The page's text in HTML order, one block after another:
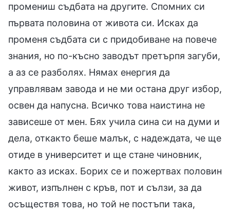
промениш съдбата на другите. Спомних си
първата половина от живота си. Исках да
променя съдбата си с придобиване на повече
знания, но по-късно заводът претърпя загуби,
а аз се разболях. Нямах енергия да
управлявам завода и не ми остана друг избор,
освен да напусна. Всичко това наистина не
зависеше от мен. Бях учила сина си на думи и
дела, откакто беше малък, с надеждата, че ще
отиде в университет и ще стане чиновник,
както аз исках. Борих се и пожертвах половин
живот, изпълнен с кръв, пот и сълзи, за да
осъществя това, но той не постъпи така,